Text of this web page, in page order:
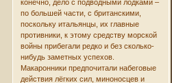
конечно, дело с подводными лодками –
по большей части, с британскими,
поскольку итальянцы, их главные
противники, к этому средству морской
войны прибегали редко и без сколько-
нибудь заметных успехов.
Макаронники предпочитали набеговые
действия лёгких сил, миноносцев и